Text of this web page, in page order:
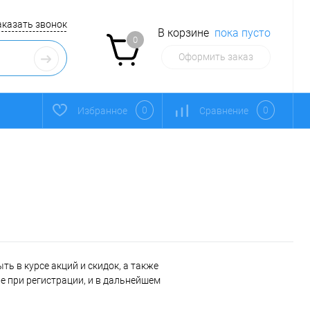
звонок
0
В корзине пока пусто
Оформить заказ
Избранное 0 Сравнение 0
в курсе акций и скидок, а также
при регистрации, и в дальнейшем